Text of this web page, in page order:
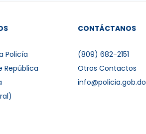
Policía
República
CONTÁCTANOS
(809) 682-2151
Otros Contactos
info@policia.gob.do